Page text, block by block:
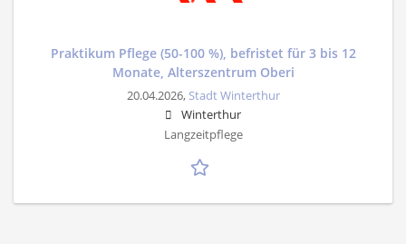
Praktikum Pflege (50-100 %), befristet für 3 bis 12
Monate, Alterszentrum Oberi
20.04.2026, Stadt Winterthur
Winterthur
Langzeitpflege